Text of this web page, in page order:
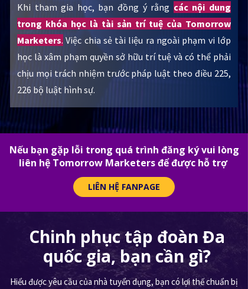
Khi tham gia học, bạn đồng ý rằng các nội dung
trong khóa học là tài sản trí tuệ của Tomorrow
Marketers. Việc chia sẻ tài liệu ra ngoài phạm vi lớp
học là xâm phạm quyền sở hữu trí tuệ và có thể phải
chịu mọi trách nhiệm trước pháp luật theo điều 225,
226 bộ luật hình sự.
Nếu bạn gặp lỗi trong quá trình đăng ký vui lòng
liên hệ Tomorrow Marketers để được hỗ trợ
LIÊN HỆ FANPAGE
Chinh phục tập đoàn Đa
quốc gia, bạn cần gì?
Hiểu được yêu cầu của nhà tuyển dụng, bạn có lợi thế chuẩn bị